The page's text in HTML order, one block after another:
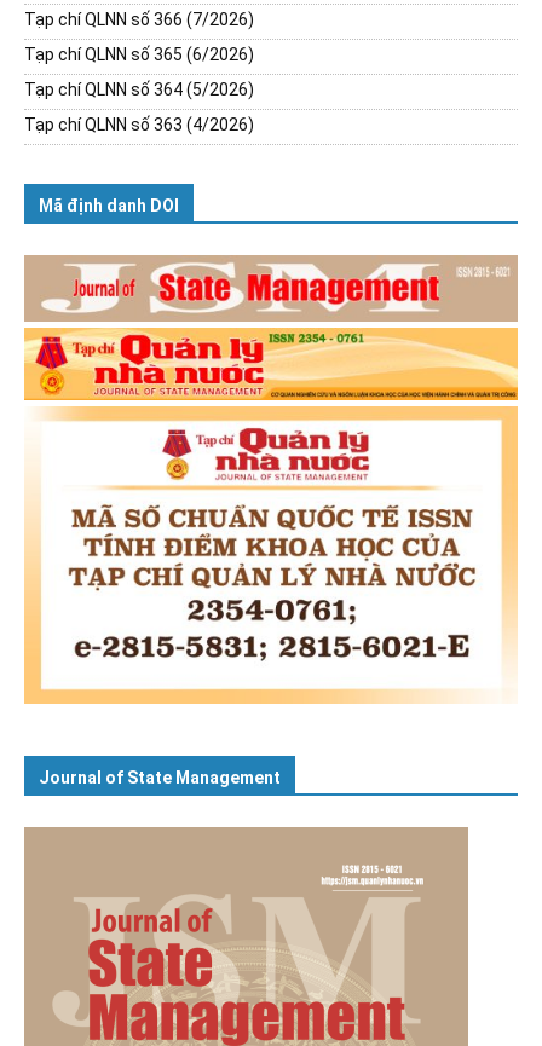
Tạp chí QLNN số 366 (7/2026)
Tạp chí QLNN số 365 (6/2026)
Tạp chí QLNN số 364 (5/2026)
Tạp chí QLNN số 363 (4/2026)
Mã định danh DOI
Journal of State Management